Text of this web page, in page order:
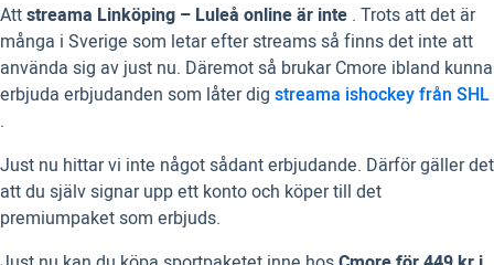
Attstreama Linköping – Luleå online är inte . Trots att det är
många i Sverige som letar efter streams så finns det inte att
använda sig av just nu. Däremot så brukar Cmore ibland kunna
erbjuda erbjudanden som låter dig streama ishockey från SHL
.
Just nu hittar vi inte något sådant erbjudande. Därför gäller det
att du själv signar upp ett konto och köper till det
premiumpaket som erbjuds.